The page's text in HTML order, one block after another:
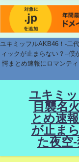
ユキミッフルAKB46！-二
ィックが止まらない？--僕
愕まとめ速報にロマンテ
ユキミ
目襲名
とめ速
が止ま
た夜空